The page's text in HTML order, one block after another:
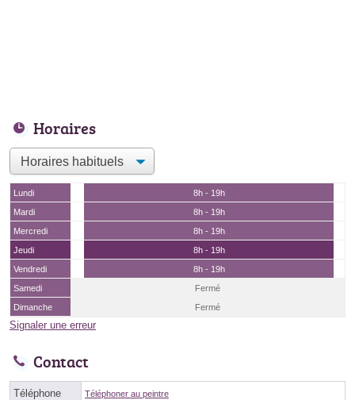
Horaires
Lundi
8h - 19h
Mardi
8h - 19h
Mercredi
8h - 19h
Jeudi
8h - 19h
Vendredi
8h - 19h
Samedi
Fermé
Dimanche
Fermé
Signaler une erreur
Contact
Téléphone Téléphoner au peintre